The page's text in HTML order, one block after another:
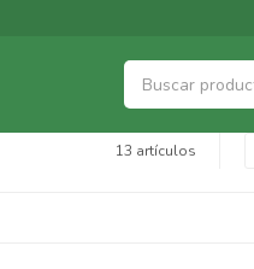
13 artículos